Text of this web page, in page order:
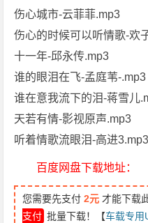
伤心城市-云菲菲.mp3
伤心的时候可以听情歌-欢
十一年-邱永传.mp3
谁的眼泪在飞-孟庭苇-.mp3
谁在意我流下的泪-蒋雪儿
天若有情-影视原声.mp3
听着情歌流眼泪-高进3.mp3
百度网盘下载地址：
您需要先支付2元 才能下载
支付 批量下载！【车载专用